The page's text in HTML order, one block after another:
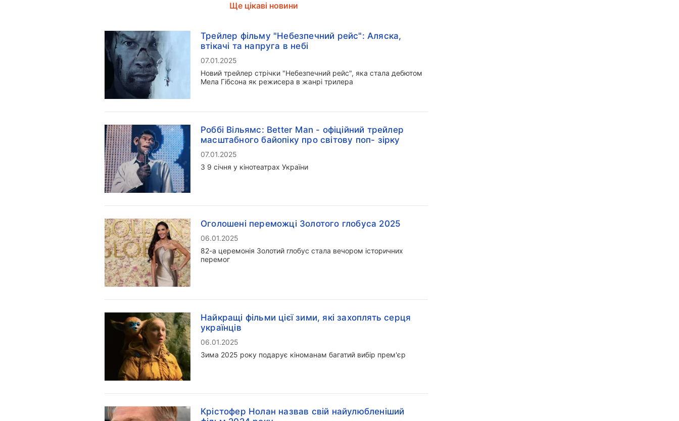
Ще цікаві новини
Трейлер фільму "Небезпечний рейс": Аляска,
втікачі та напруга в небі
07.01.2025
Новий трейлер стрічки "Небезпечний рейс", яка стала дебютом
Мела Гібсона як режисера в жанрі трилера
Роббі Вільямс: Better Man - офіційний трейлер
масштабного байопіку про світову поп- зірку
07.01.2025
З 9 січня у кінотеатрах України
Оголошені переможці Золотого глобуса 2025
06.01.2025
82-а церемонія Золотий глобус стала вечором історичних
перемог
Найкращі фільми цієї зими, які захоплять серця
українців
06.01.2025
Зима 2025 року подарує кіноманам багатий вибір прем'єр
Крістофер Нолан назвав свій найулюбленіший